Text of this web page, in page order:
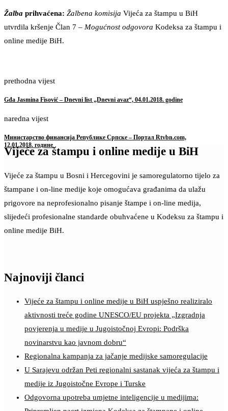
Žalba prihvaćena: Žalbena komisija Vijeća za štampu u BiH
utvrdila kršenje Član 7 – Mogućnost odgovora Kodeksa za štampu i
online medije BiH.
prethodna vijest
Gđa Jasmina Fisović – Dnevni list „Dnevni avaz“, 04.01.2018. godine
naredna vijest
Министарство финансија Републике Српске – Портал Rtvbn.com,
12.01.2018. године
Vijeće za štampu i online medije u BiH
Vijeće za štampu u Bosni i Hercegovini je samoregulatorno tijelo za
štampane i on-line medije koje omogućava građanima da ulažu
prigovore na neprofesionalno pisanje štampe i on-line medija,
slijedeći profesionalne standarde obuhvaćene u Kodeksu za štampu i
online medije BiH.
Najnoviji članci
Vijeće za štampu i online medije u BiH uspješno realiziralo
aktivnosti treće godine UNESCO/EU projekta „Izgradnja
povjerenja u medije u Jugoistočnoj Evropi: Podrška
novinarstvu kao javnom dobru“
Regionalna kampanja za jačanje medijske samoregulacije
U Sarajevu održan Peti regionalni sastanak vijeća za štampu i
medije iz Jugoistočne Evrope i Turske
Odgovorna upotreba umjetne inteligencije u medijima: